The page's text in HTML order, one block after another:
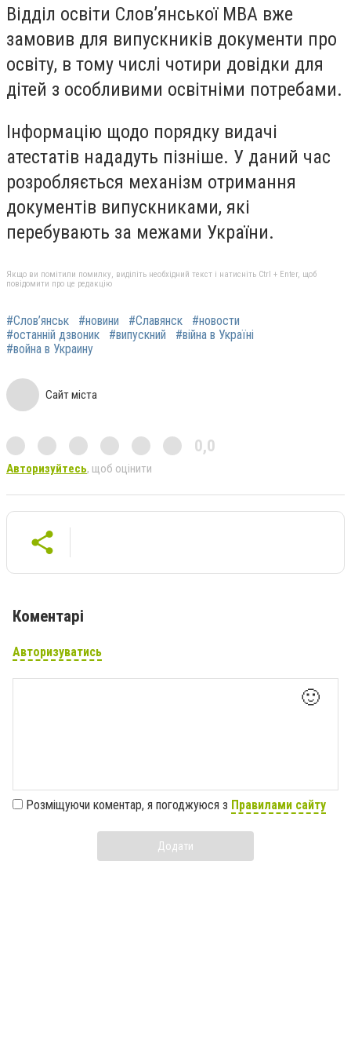
Відділ освіти Слов’янської МВА вже
замовив для випускників документи про
освіту, в тому числі чотири довідки для
дітей з особливими освітніми потребами.
Інформацію щодо порядку видачі
атестатів нададуть пізніше. У даний час
розробляється механізм отримання
документів випускниками, які
перебувають за межами України.
Якщо ви помітили помилку, виділіть необхідний текст і натисніть Ctrl + Enter, щоб
повідомити про це редакцію
#Слов’янськ #новини #Славянск
#новости
#останній дзвоник
#випускний
#війна в Україні
#война в Украину
Сайт міста
0,0
Авторизуйтесь, щоб оцінити
Коментарі
Авторизуватись
🙂
Розміщуючи коментар, я погоджуюся з Правилами сайту
Додати